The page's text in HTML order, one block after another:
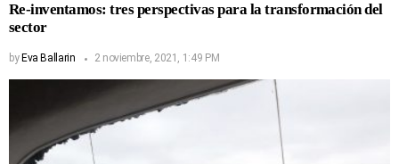
Re-inventamos: tres perspectivas para la transformación del
sector
by Eva Ballarin 2 noviembre, 2021, 1:49 PM